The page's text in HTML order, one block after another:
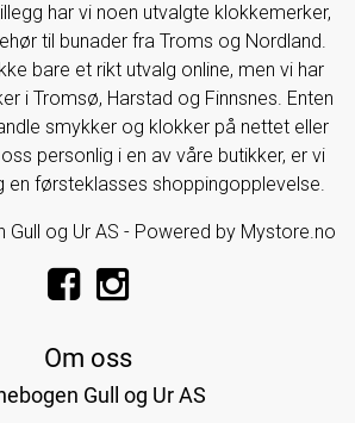
har vi noen utvalgte klokkemerker,
til bunader fra Troms og Nordland.
bare et rikt utvalg online, men vi har
i Tromsø, Harstad og Finnsnes. Enten
smykker og klokker på nettet eller
personlig i en av våre butikker, er vi
en førsteklasses shoppingopplevelse.
og Ur AS - Powered by Mystore.no
Om oss
Gull og Ur AS